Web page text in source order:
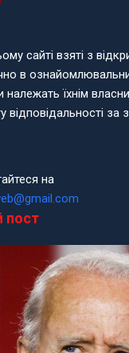
сайті взяті з
в
належать їхнім
відповідальності за
на
пост